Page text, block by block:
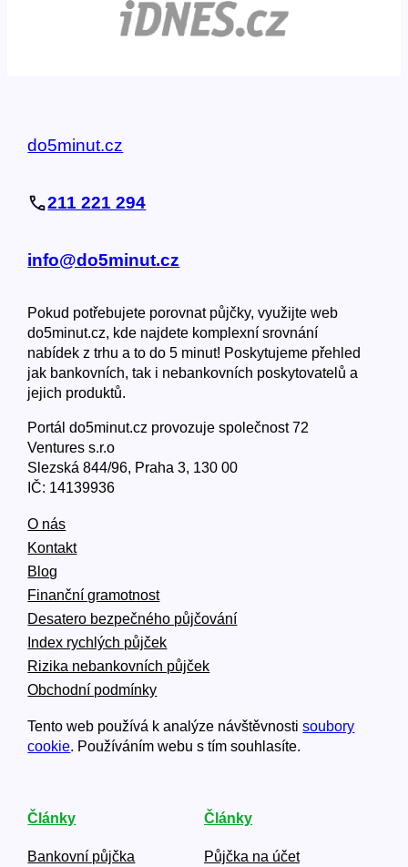
do5minut.cz
211 221 294
info@do5minut.cz
Pokud potřebujete porovnat půjčky, využijte web
do5minut.cz, kde najdete komplexní srovnání
nabídek z trhu a to do 5 minut! Poskytujeme přehled
jak bankovních, tak i nebankovních poskytovatelů a
jejich produktů.
Portál do5minut.cz provozuje společnost 72
Ventures s.r.o
Slezská 844/96, Praha 3, 130 00
IČ: 14139936
O nás
Kontakt
Blog
Finanční gramotnost
Desatero bezpečného půjčování
Index rychlých půjček
Rizika nebankovních půjček
Obchodní podmínky
Tento web používá k analýze návštěvnostisoubory
cookie. Používáním webu s tím souhlasíte.
Články
Bankovní půjčka
Články
Půjčka na účet